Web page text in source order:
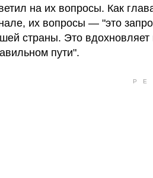
на их вопросы. Как
их вопросы — "это
страны. Это
пути".